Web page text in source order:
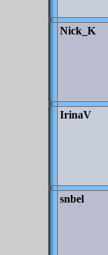
Nick_K
IrinaV
snbel